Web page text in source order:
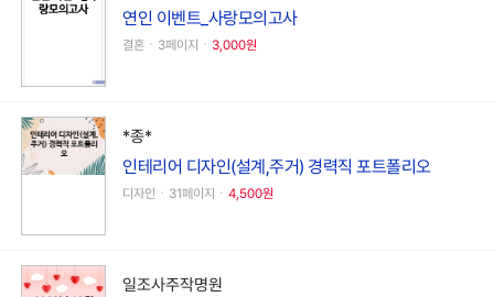
연인 이벤트_사랑모의고사
결혼ㆍ3페이지ㆍ 3,000원
*종*
인테리어 디자인(설계,주거) 경력직 포트폴리오
디자인ㆍ31페이지ㆍ 4,500원
일조사주작명원